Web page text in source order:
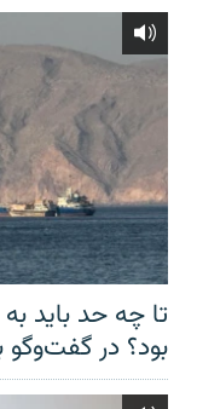
تا چه حد باید
بود؟ در گفت‌وگو